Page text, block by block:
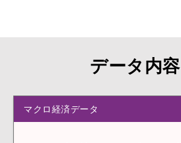
データ内容
マクロ経済データ